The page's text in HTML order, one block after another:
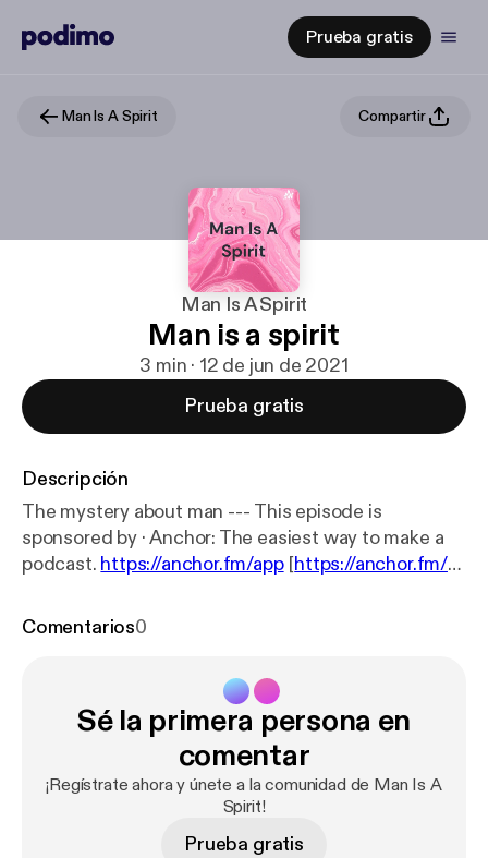
Prueba gratis
Man Is A Spirit Compartir
Man Is A Spirit
Man is a spirit
3 min · 12 de jun de 2021
Prueba gratis
Descripción
The mystery about man --- This episode is
sponsored by · Anchor: The easiest way to make a
podcast. https://anchor.fm/app[https://anchor.fm/a
Comentarios0
Sé la primera persona en
comentar
¡Regístrate ahora y únete a la comunidad de Man Is A
Spirit!
Prueba gratis